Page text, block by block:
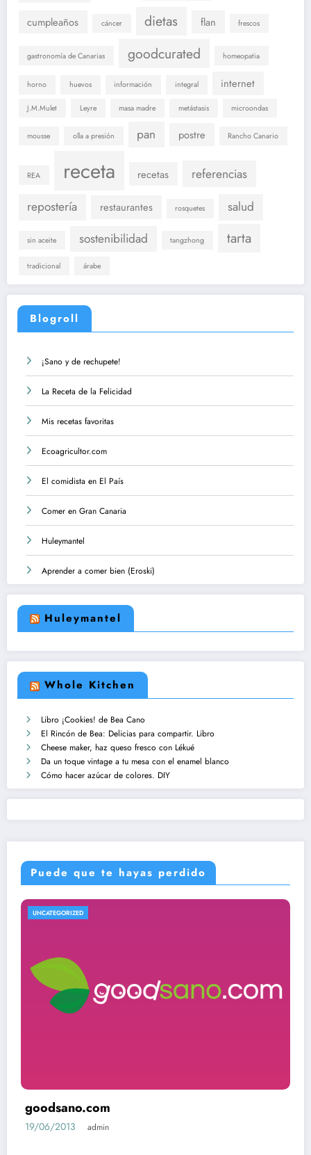
cumpleaños cáncer dietas flan frescos
gastronomía de Canarias goodcurated homeopatia
horno huevos información integral internet
J.M.Mulet Leyre masa madre metástasis microondas
mousse olla a presión pan postre Rancho Canario
REA receta recetas
referencias
repostería
restaurantes rosquetes salud
sin aceite sostenibilidad tangzhong tarta
tradicional árabe
Blogroll
¡Sano y de rechupete!
La Receta de la Felicidad
Mis recetas favoritas
Ecoagricultor.com
El comidista en El País
Comer en Gran Canaria
Huleymantel
Aprender a comer bien (Eroski)
Huleymantel
Whole Kitchen
Libro ¡Cookies! de Bea Cano
El Rincón de Bea: Delicias para compartir. Libro
Cheese maker, haz queso fresco con Lékué
Da un toque vintage a tu mesa con el enamel blanco
Cómo hacer azúcar de colores. DIY
Puede que te hayas perdido
UNCATEGORIZED
goodsano.com
19/06/2013 admin